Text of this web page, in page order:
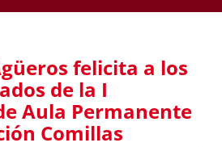
felicita a los
de la I
Aula Permanente
Comillas